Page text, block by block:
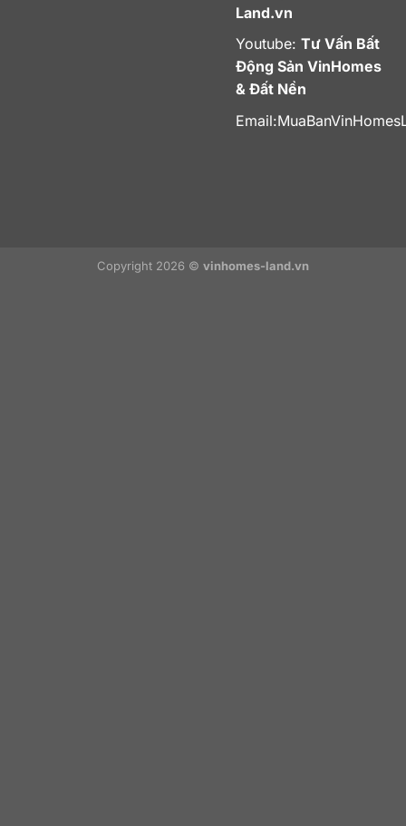
Land.vn
Youtube: Tư Vấn Bất
Động Sản VinHomes
& Đất Nền
Email:
Copyright 2026 © vinhomes-land.vn